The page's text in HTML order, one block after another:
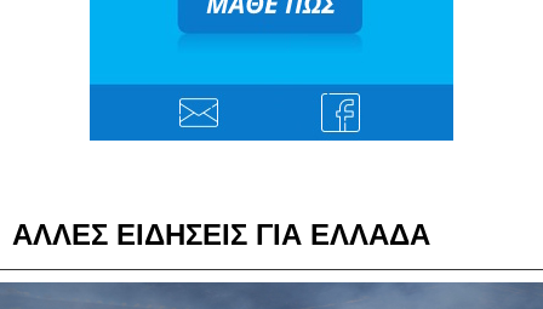
ΑΛΛΕΣ ΕΙΔΗΣΕΙΣ ΓΙΑ ΕΛΛΑΔΑ